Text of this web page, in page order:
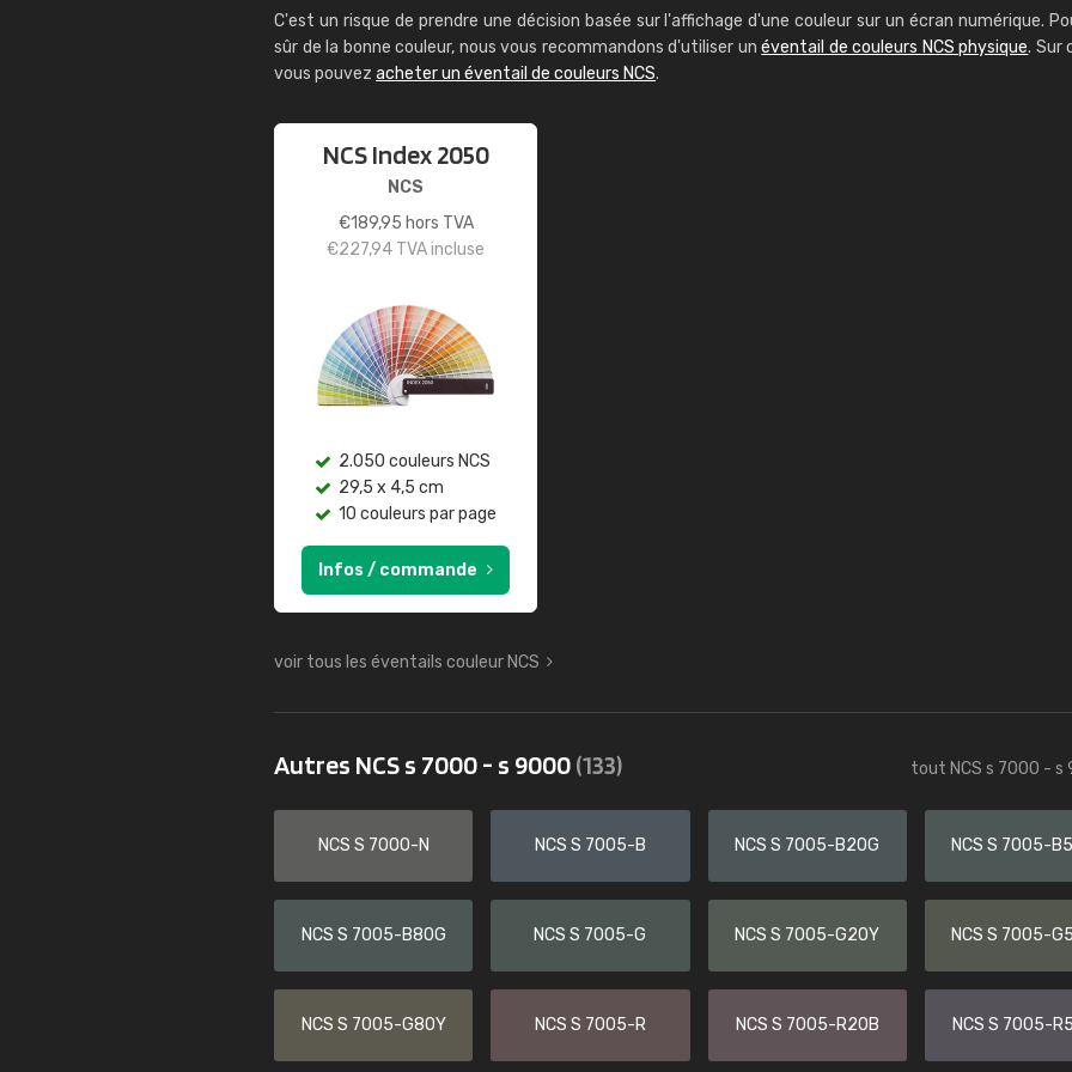
C'est un risque de prendre une décision basée sur l'affichage d'une couleur sur un écran numérique.
sûr de la bonne couleur, nous vous recommandons d'utiliser unéventail de couleurs NCS physique. Sur
vous pouvez acheter un éventail de couleurs NCS.
NCS Index 2050
NCS
€189,95 hors TVA
€227,94 TVA incluse
2.050 couleurs NCS
29,5 x 4,5 cm
10 couleurs par page
Infos / commande
voir tous les éventails couleur NCS
Autres NCS s 7000 - s 9000(133) tout NCS s 7000 - s
NCS S 7000-N NCS S 7005-B NCS S 7005-B20G NCS S 7005-
NCS S 7005-B80G NCS S 7005-G NCS S 7005-G20Y NCS S 7005-
NCS S 7005-G80Y NCS S 7005-R NCS S 7005-R20B NCS S 7005-